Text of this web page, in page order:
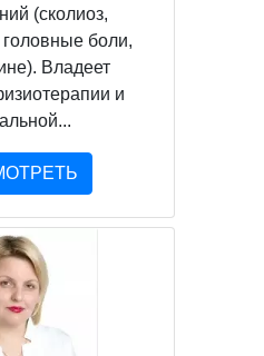
(сколиоз,
боли,
Владеет
и